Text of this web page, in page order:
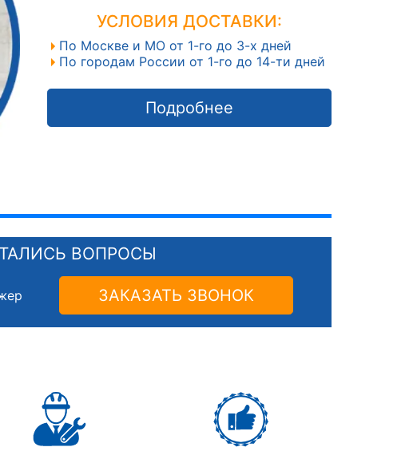
УСЛОВИЯ ДОСТАВКИ:
По Москве и МО от 1-го до 3-х дней
По городам России от 1-го до 14-ти дней
Подробнее
ВОПРОСЫ
ЗАКАЗАТЬ ЗВОНОК